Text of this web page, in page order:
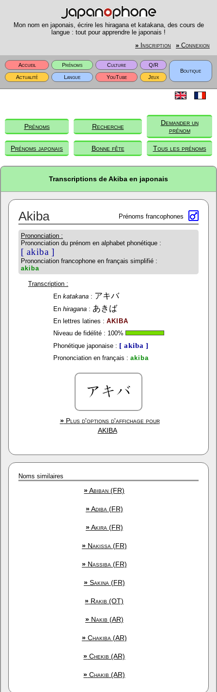
Mon nom en japonais, écrire les hiragana et katakana, des cours de
langue : tout pour apprendre le japonais !
» Inscription » Connexion
Accueil Prénoms Culture
Q/R
Boutique
Actualité
Langue YouTube Jeux
Prénoms Recherche
Demander un
prénom
Prénoms japonais Bonne fête Tous les prénoms
Transcriptions de Akiba en japonais
Akiba Prénoms francophones
Prononciation :
Prononciation du prénom en alphabet phonétique :
[ akiba ]
Prononciation francophone en français simplifié :
akiba
Transcription :
En katakana: アキバ
En hiragana: あきば
En lettres latines : AKIBA
Niveau de fidélité : 100%
Phonétique japonaise : [ akiba ]
Prononciation en français : akiba
»Plus d'options d'affichage pour
AKIBA
Noms similaires
»Abiban (FR)
»Adiba (FR)
»Akira (FR)
»Nakissa (FR)
»Nassiba (FR)
»Sakina (FR)
» Rakib (OT)
»Nakib (AR)
»Chakiba (AR)
» Chekib (AR)
» Chakib (AR)